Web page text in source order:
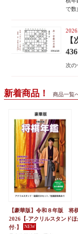
で数
次の
新着商品！ 商品一覧
【豪華版】令和８年版 将
2026【-アクリルスタンド
付-】